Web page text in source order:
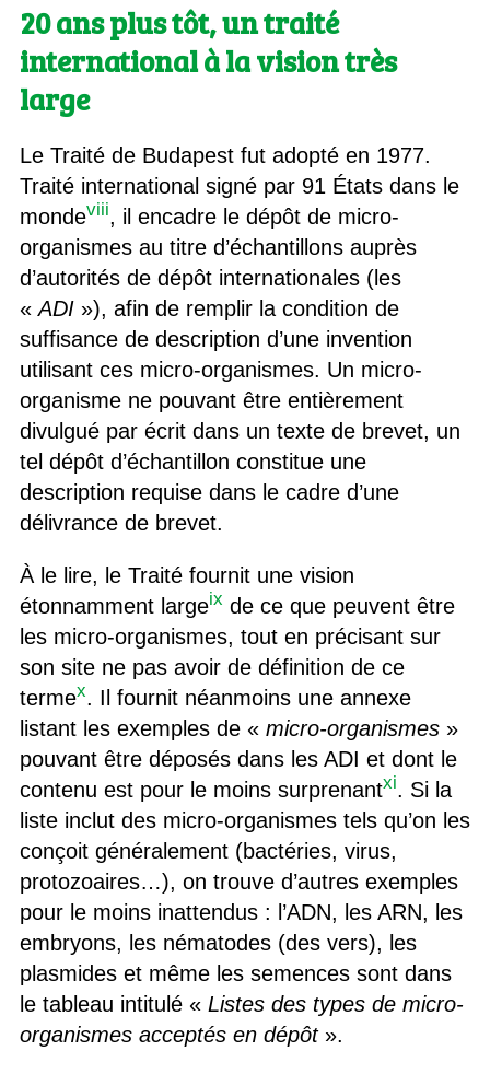
20 ans plus tôt, un traité
international à la vision très
large
Le Traité de Budapest fut adopté en 1977.
Traité international signé par 91 États dans le
mondeviii, il encadre le dépôt de micro-
organismes au titre d’échantillons auprès
d’autorités de dépôt internationales (les
« ADI »), afin de remplir la condition de
suffisance de description d’une invention
utilisant ces micro-organismes. Un micro-
organisme ne pouvant être entièrement
divulgué par écrit dans un texte de brevet, un
tel dépôt d’échantillon constitue une
description requise dans le cadre d’une
délivrance de brevet.
À le lire, le Traité fournit une vision
étonnamment largeix de ce que peuvent être
les micro-organismes, tout en précisant sur
son site ne pas avoir de définition de ce
termex. Il fournit néanmoins une annexe
listant les exemples de « micro-organismes»
pouvant être déposés dans les ADI et dont le
contenu est pour le moins surprenantxi. Si la
liste inclut des micro-organismes tels qu’on les
conçoit généralement (bactéries, virus,
protozoaires…), on trouve d’autres exemples
pour le moins inattendus : l’ADN, les ARN, les
embryons, les nématodes (des vers), les
plasmides et même les semences sont dans
le tableau intitulé « Listes des types de micro-
organismes acceptés en dépôt».